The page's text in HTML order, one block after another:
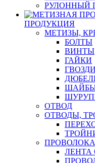
РУЛОННЫЙ
ПРОДУКЦИЯ
МЕТИЗЫ,
БОЛТЫ
ВИНТЫ
ГАЙКИ
ГВОЗДИ
ОТВОД
ОТВОДЫ,
ЛЕНТА